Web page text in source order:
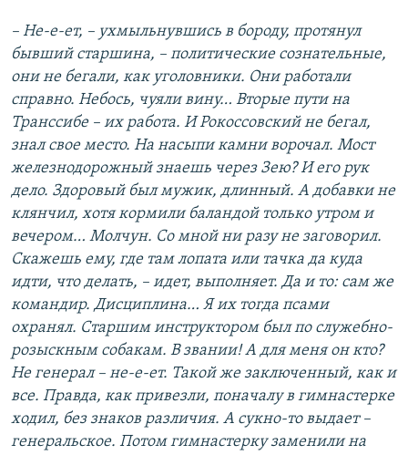
– Не-е-ет, – ухмыльнувшись в бороду, протянул
бывший старшина, – политические сознательные,
они не бегали, как уголовники. Они работали
справно. Небось, чуяли вину… Вторые пути на
Транссибе – их работа. И Рокоссовский не бегал,
знал свое место. На насыпи камни ворочал. Мост
железнодорожный знаешь через Зею? И его рук
дело. Здоровый был мужик, длинный. А добавки не
клянчил, хотя кормили баландой только утром и
вечером… Молчун. Со мной ни разу не заговорил.
Скажешь ему, где там лопата или тачка да куда
идти, что делать, – идет, выполняет. Да и то: сам же
командир. Дисциплина… Я их тогда псами
охранял. Старшим инструктором был по служебно-
розыскным собакам. В звании! А для меня он кто?
Не генерал – не-е-ет. Такой же заключенный, как и
все. Правда, как привезли, поначалу в гимнастерке
ходил, без знаков различия. А сукно-то выдает –
генеральское. Потом гимнастерку заменили на